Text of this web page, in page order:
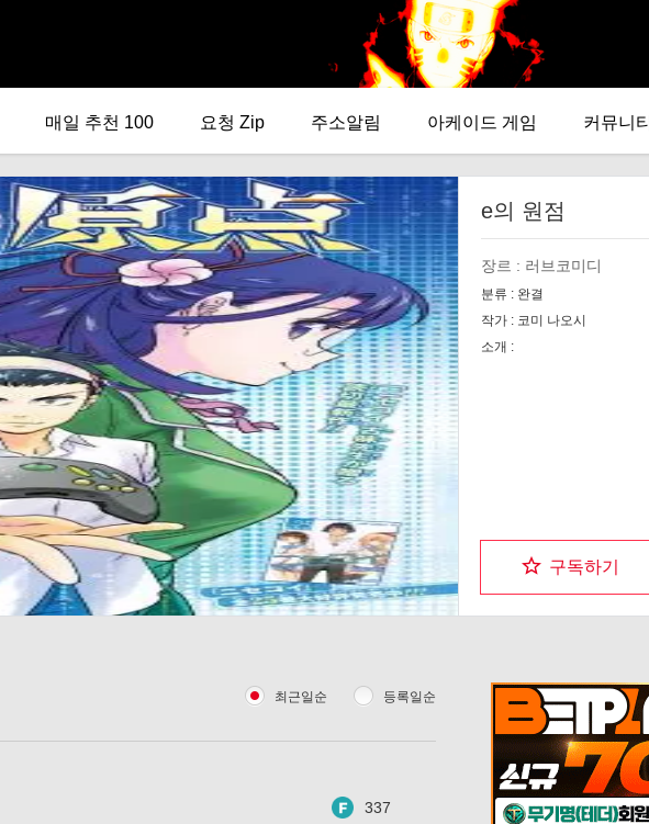
매일 추천 100 요청 Zip 주소알림 아케이드 게임 커뮤니티
e의 원점
구독하기
장르 : 러브코미디
분류 : 완결
작가 : 코미 나오시
소개 :
최근일순 등록일순
337